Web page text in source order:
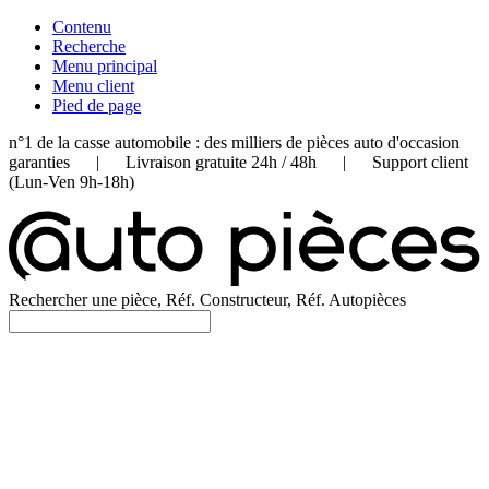
Contenu
Recherche
Menu principal
Menu client
Pied de page
n°1 de la casse automobile : des milliers de pièces auto d'occasion
garanties | Livraison gratuite 24h / 48h | Support client
(Lun-Ven 9h-18h)
Rechercher une pièce, Réf. Constructeur, Réf. Autopièces